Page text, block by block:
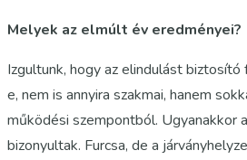
Melyek az elmúlt év eredményei?
Izgultunk, hogy az elindulást
e, nem is annyira szakmai, hanem
működési szempontból. Ugyanakkor
bizonyultak. Furcsa, de a